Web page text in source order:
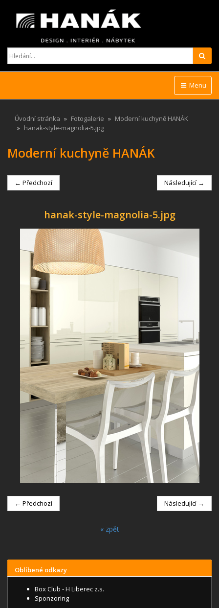
Menu
Úvodní stránka Fotogalerie
Moderní kuchyně HANÁK
hanak-style-magnolia-5.jpg
Moderní kuchyně HANÁK
← Předchozí Následující →
hanak-style-magnolia-5.jpg
← Předchozí Následující →
« zpět
Oblíbené odkazy
Box Club - H Liberec z.s.
Sponzoring